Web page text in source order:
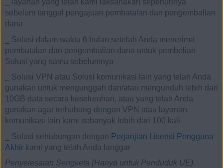
layanan yang telah kami laksanakan sepenuhnya
sebelum tanggal pengajuan pembatalan dan pengembalian
dana
Solusi dalam waktu 6 bulan setelah Anda menerima
pembatalan dan pengembalian dana untuk pembelian
Solusi yang sama sebelumnya
Solusi VPN atau Solusi komunikasi lain yang telah Anda
gunakan untuk mengunggah dan/atau mengunduh lebih dari
10GB data secara keseluruhan, atau yang telah Anda
gunakan agar terhubung dengan VPN atau layanan
komunikasi lain kami sebanyak lebih dari 100 kali
Solusi sehubungan dengan Perjanjian Lisensi Pengguna
Akhir kami yang telah Anda langgar
Penyelesaian Sengketa (Hanya untuk Penduduk UE).